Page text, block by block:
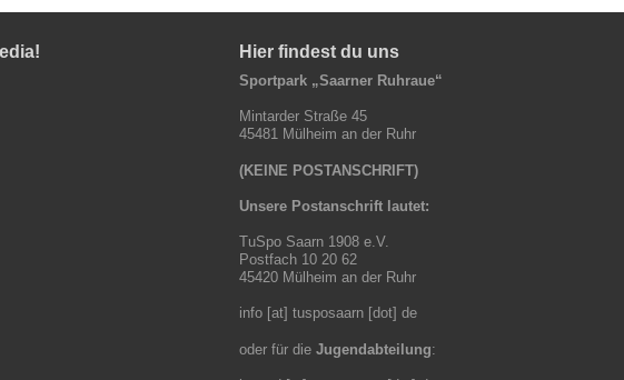
Hier findest du uns
Sportpark „Saarner Ruhraue“
Mintarder Straße 45
45481 Mülheim an der Ruhr
(KEINE POSTANSCHRIFT)
Unsere Postanschrift lautet:
TuSpo Saarn 1908 e.V.
Postfach 10 20 62
45420 Mülheim an der Ruhr
info [at] tusposaarn [dot] de
oder für die Jugendabteilung: